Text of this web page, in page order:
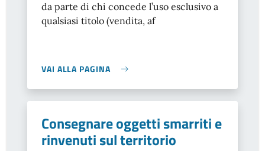
da parte di chi concede l’uso esclusivo a
qualsiasi titolo (vendita, af
VAI ALLA PAGINA
Consegnare oggetti smarriti e
rinvenuti sul territorio